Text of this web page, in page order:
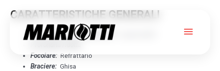
Menu
CARATTERISTICHE GENERALI
Termocamino Bicombustibile:
Focolare: Refrattario
Braciere: Ghisa